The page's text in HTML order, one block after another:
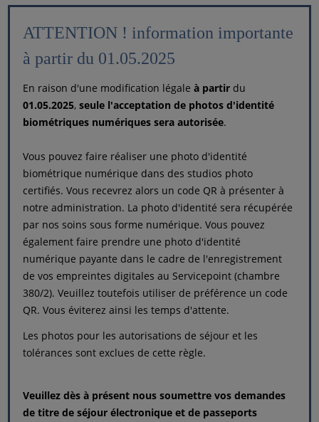
ATTENTION ! information importante
à partir du 01.05.2025
En raison d'une modification légaleà partir du
01.05.2025,seule l'acceptation de photos d'identité
biométriques numériques sera autorisée.
Vous pouvez faire réaliser une photo d'identité
biométrique numérique dans des studios photo
certifiés. Vous recevrez alors un code QR à présenter à
notre administration. La photo d'identité sera récupérée
par nos soins sous forme numérique. Vous pouvez
également faire prendre une photo d'identité
numérique payante dans le cadre de l'enregistrement
de vos empreintes digitales au Servicepoint (chambre
380/2). Veuillez toutefois utiliser de préférence un code
QR. Vous éviterez ainsi les temps d'attente.
Les photos pour les autorisations de séjour et les
tolérances sont exclues de cette règle.
Veuillez dès à présent nous soumettre vos demandes
de titre de séjour électronique et de passeports